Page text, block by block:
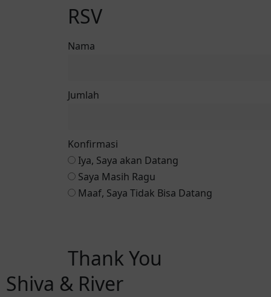
RSV
Nama
Jumlah
Konfirmasi
Iya, Saya akan Datang
Saya Masih Ragu
Maaf, Saya Tidak Bisa Datang
Thank You
Shiva & River